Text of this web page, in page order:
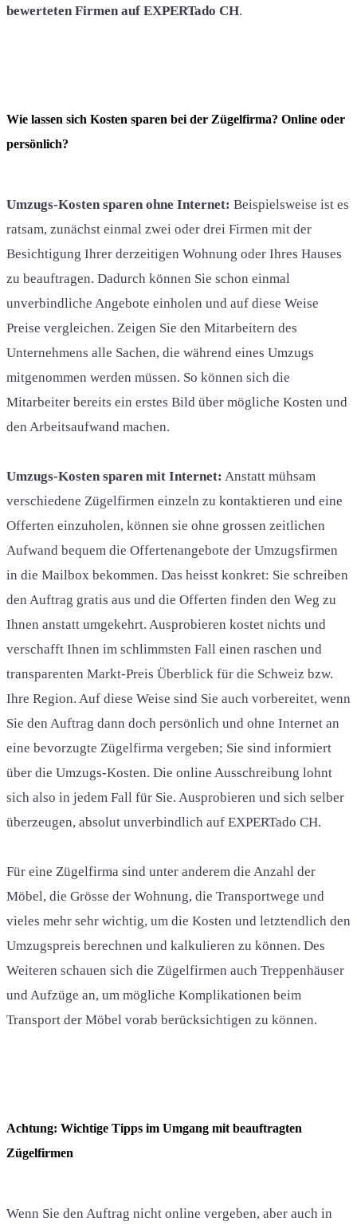
bewerteten Firmen auf EXPERTado CH.
Wie lassen sich Kosten sparen bei der Zügelfirma? Online oder
persönlich?
Umzugs-Kosten sparen ohne Internet: Beispielsweise ist es
ratsam, zunächst einmal zwei oder drei Firmen mit der
Besichtigung Ihrer derzeitigen Wohnung oder Ihres Hauses
zu beauftragen. Dadurch können Sie schon einmal
unverbindliche Angebote einholen und auf diese Weise
Preise vergleichen. Zeigen Sie den Mitarbeitern des
Unternehmens alle Sachen, die während eines Umzugs
mitgenommen werden müssen. So können sich die
Mitarbeiter bereits ein erstes Bild über mögliche Kosten und
den Arbeitsaufwand machen.
Umzugs-Kosten sparen mit Internet: Anstatt mühsam
verschiedene Zügelfirmen einzeln zu kontaktieren und eine
Offerten einzuholen, können sie ohne grossen zeitlichen
Aufwand bequem die Offertenangebote der Umzugsfirmen
in die Mailbox bekommen. Das heisst konkret: Sie schreiben
den Auftrag gratis aus und die Offerten finden den Weg zu
Ihnen anstatt umgekehrt. Ausprobieren kostet nichts und
verschafft Ihnen im schlimmsten Fall einen raschen und
transparenten Markt-Preis Überblick für die Schweiz bzw.
Ihre Region. Auf diese Weise sind Sie auch vorbereitet, wenn
Sie den Auftrag dann doch persönlich und ohne Internet an
eine bevorzugte Zügelfirma vergeben; Sie sind informiert
über die Umzugs-Kosten. Die online Ausschreibung lohnt
sich also in jedem Fall für Sie. Ausprobieren und sich selber
überzeugen, absolut unverbindlich auf EXPERTado CH.
Für eine Zügelfirma sind unter anderem die Anzahl der
Möbel, die Grösse der Wohnung, die Transportwege und
vieles mehr sehr wichtig, um die Kosten und letztendlich den
Umzugspreis berechnen und kalkulieren zu können. Des
Weiteren schauen sich die Zügelfirmen auch Treppenhäuser
und Aufzüge an, um mögliche Komplikationen beim
Transport der Möbel vorab berücksichtigen zu können.
Achtung: Wichtige Tipps im Umgang mit beauftragten
Zügelfirmen
Wenn Sie den Auftrag nicht online vergeben, aber auch in